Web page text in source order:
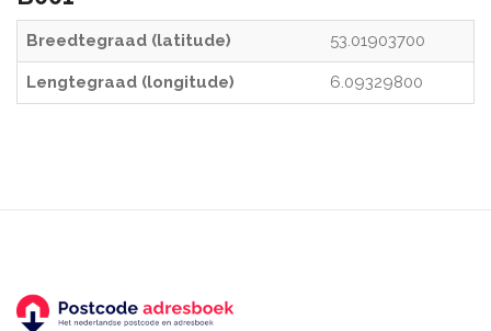
Breedtegraad (latitude) 53.01903700
Lengtegraad (longitude) 6.09329800